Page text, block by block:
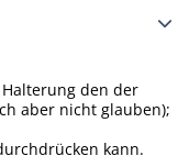
den der
aber nicht glauben);
kann.